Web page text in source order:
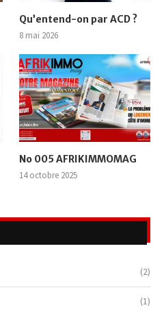
Qu’entend-on par ACD ?
8 mai 2026
No 005 AFRIKIMMOMAG
14 octobre 2025
(2)
(1)